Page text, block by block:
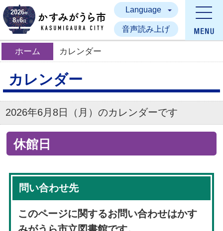
かすみがうら市
2026年
8月6日
Language
音声読み上げ
ホーム カレンダー
カレンダー
2026年6月8日（月）のカレンダーです
休館日
問い合わせ先
このページに関するお問い合わせはかす